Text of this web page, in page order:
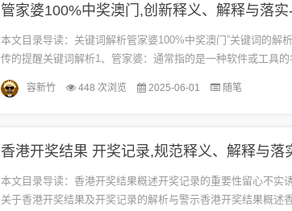
本文目录导读：关键词解析管家婆100%中奖澳门”关键词的解
传的提醒关键词解析1、管家婆：通常指的是一种软件或工具
人进行财务管理、库存管理、销售管理等工作，在某些语境下，
容新竹 448 次浏览 2025-06-01 随笔
本文目录导读：香港开奖结果概述开奖记录的重要性留心不实
关于香港开奖结果及开奖记录的解析与警示香港开奖结果概述